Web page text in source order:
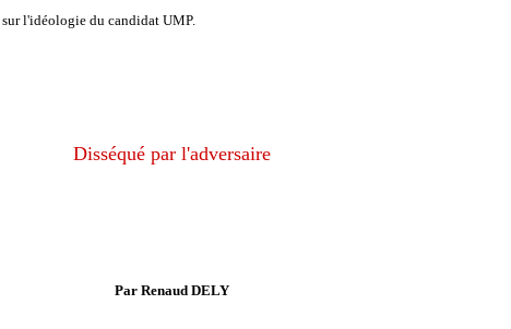
l'idéologie du candidat UMP.
Disséqué par l'adversaire
Par Renaud DELY